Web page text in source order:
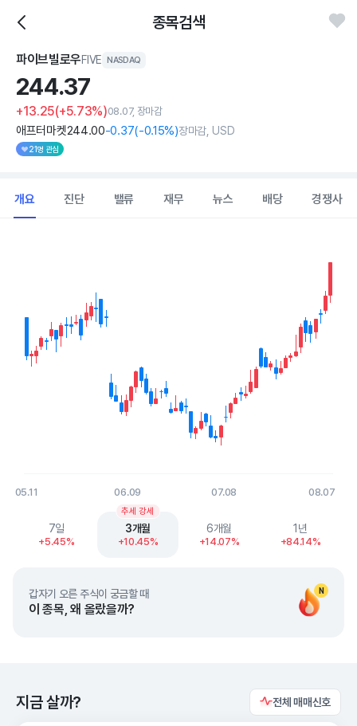
종목검색
파이브빌로우FIVE NASDAQ
244.37
+13.25(+5.73%)08.07, 장마감
애프터마켓244.00-0.37(-0.15%)장마감, USD
21명 관심
개요 진단 밸류 재무 뉴스 배당 경쟁사
The chart has 1 Y axis displaying values. Data ranges from 173.1
05.11 06.09 07.08 08.07
End of interactive chart.
7일
+5.45%
3개월
+10.45%
추세 강세
6개월
+14.07%
1년
+84.14%
N
갑자기 오른 주식이 궁금할 때
이 종목, 왜 올랐을까?
지금 살까? 전체 매매신호